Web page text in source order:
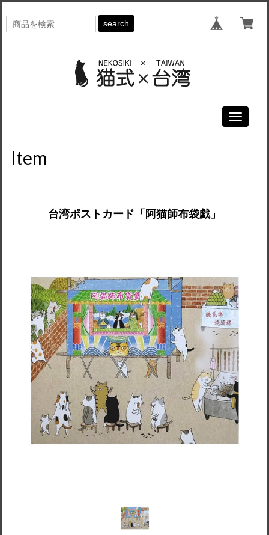
search
Toggle
Item
台湾ポストカード「阿猫師布袋戯」